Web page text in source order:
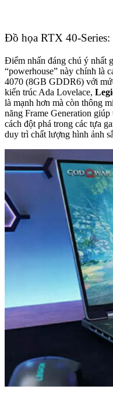
Đồ họa RTX 40-
Điểm nhấn đáng chú ý nhất
“powerhouse” này chính là
4070 (8GB GDDR6) với
kiến trúc Ada Lovelace,
là mạnh hơn mà còn thông
năng Frame Generation
cách đột phá trong các tựa
duy trì chất lượng hình ảnh